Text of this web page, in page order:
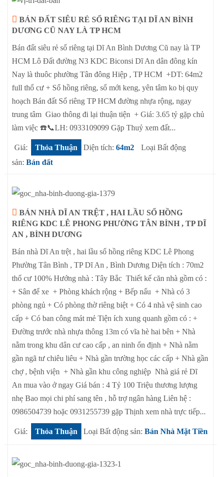
BÁN ĐẤT SIÊU RẺ SỔ RIÊNG TẠI DĨ AN BÌNH
DƯƠNG CŨ NAY LÀ TP HCM
Bán đất siêu rẻ sổ riêng tại Dĩ An Bình Dương Cũ nay là TP
HCM Lô Đất đường N3 KDC Biconsi Dĩ An dân đông kín
Nay là thuôc phường Tân đông Hiệp , TP HCM +DT: 64m2
full thổ cư + Sổ hồng riêng, sổ mới keng, yên tâm ko bị quy
hoạch Bán đất Sổ riêng TP HCM đường nhựa rộng, ngay
trung tâm Giao thông đi lại thuận tiện + Giá: 3.65 tỷ gặp chủ
làm việc ☎️📞LH: 0933109099 Gặp Thuỷ xem đất...
Giá: Thỏa Thuận Diện tích: 64m2
Loại Bất động
sản: Bán đất
BÁN NHÀ DĨ AN TRỆT , HAI LẦU SỔ HỒNG
RIÊNG KDC LÊ PHONG PHƯỜNG TÂN BÌNH , TP DĨ
AN , BÌNH DƯƠNG
Bán nhà Dĩ An trệt , hai lầu sổ hồng riêng KDC Lê Phong
Phường Tân Bình , TP Dĩ An , Bình Dương Diện tích : 70m2
thổ cư 100% Hướng nhà : Tây Bắc Thiết kế căn nhà gồm có :
+ Sân để xe + Phòng khách rộng + Bếp nấu + Nhà có 3
phòng ngủ + Có phòng thờ riêng biệt + Có 4 nhà vệ sinh cao
cấp + Có ban công mát mẻ Tiện ích xung quanh gồm có : +
Đường trước nhà nhựa thông 13m có vĩa hè hai bên + Nhà
nằm trong khu dân cư cao cấp , an ninh ổn định + Nhà nằm
gần ngã tư chiêu liêu + Nhà gần trường học các cấp + Nhà gần
chợ , bệnh viện + Nhà gần khu công nghiệp Nhà giá rẻ Dĩ
An mua vào ở ngay Giá bán : 4 Tỷ 100 Triệu thương lượng
nhẹ Bao mọi chi phí sang tên , hỗ trợ ngân hàng Liên hệ :
0986504739 hoặc 0931255739 gặp Thịnh xem nhà trực tiếp...
Giá: Thỏa Thuận Loại Bất động sản: Bán Nhà Mặt Tiền